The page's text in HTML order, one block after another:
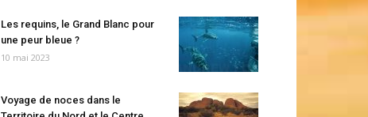
Les requins, le Grand Blanc pour
une peur bleue ?
10 mai 2023
Voyage de noces dans le